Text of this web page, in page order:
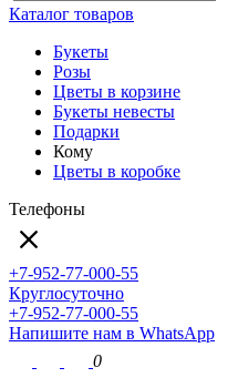
Каталог товаров
Букеты
Розы
Цветы в корзине
Букеты невесты
Подарки
Кому
Цветы в коробке
Телефоны
+7-952-77-000-55
Круглосуточно
+7-952-77-000-55
Напишите нам в WhatsApp
0